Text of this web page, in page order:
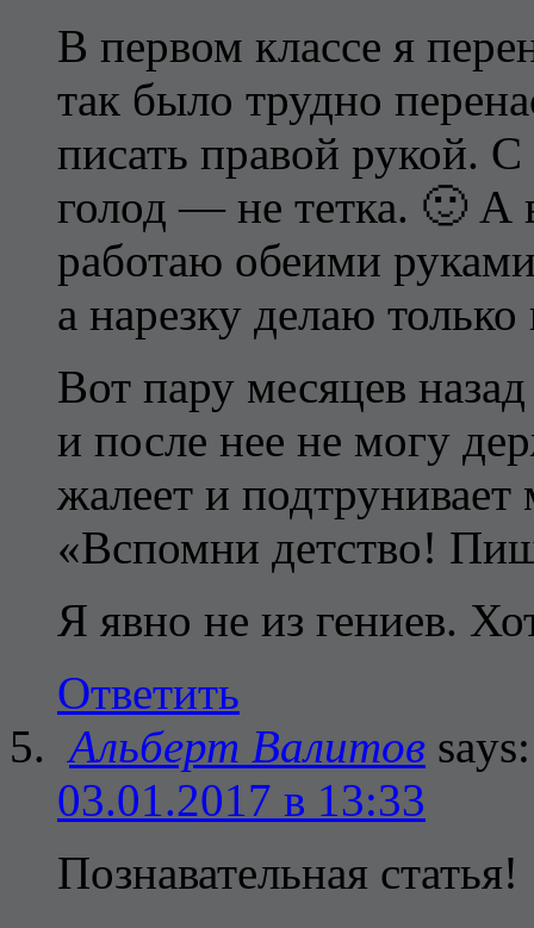
В первом классе я
так было трудно
писать правой рукой.
голод — не тетка. 🙂 А
работаю обеими
а нарезку делаю
Вот пару месяцев
и после нее не могу
жалеет и
«Вспомни детство!
Я явно не из гениев.
Ответить
Альберт Валитов says:
03.01.2017 в 13:33
Познавательная статья!